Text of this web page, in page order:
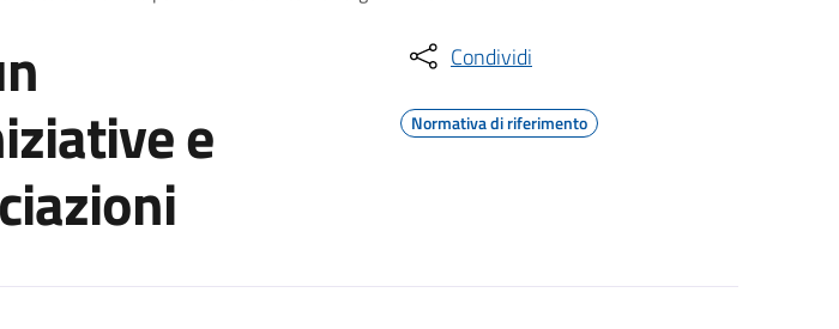
e
Condividi
Normativa di riferimento